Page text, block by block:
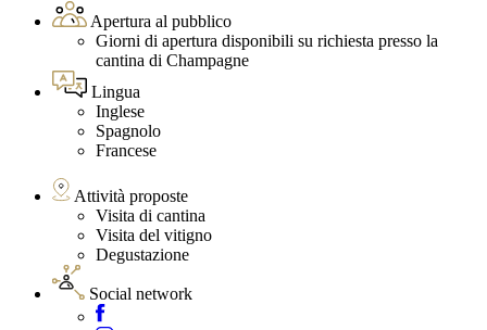
Apertura al pubblico
Giorni di apertura disponibili su richiesta presso la
cantina di Champagne
Lingua
Inglese
Spagnolo
Francese
Attività proposte
Visita di cantina
Visita del vitigno
Degustazione
Social network